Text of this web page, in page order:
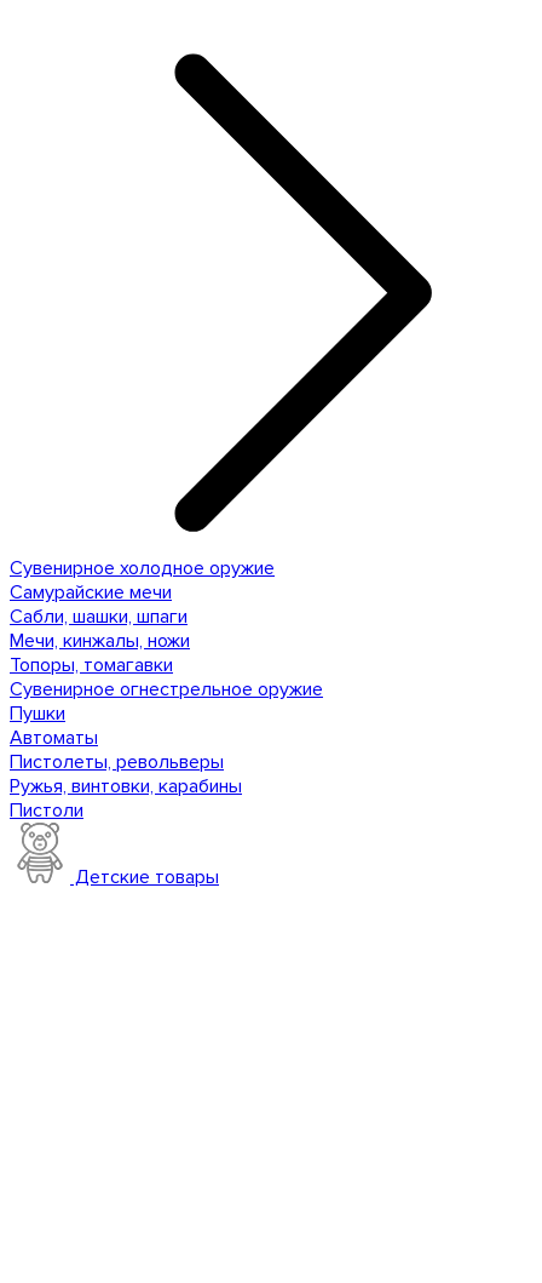
Сувенирное холодное оружие
Самурайские мечи
Сабли, шашки, шпаги
Мечи, кинжалы, ножи
Топоры, томагавки
Сувенирное огнестрельное оружие
Пушки
Автоматы
Пистолеты, револьверы
Ружья, винтовки, карабины
Пистоли
Детские товары